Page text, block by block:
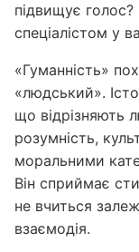
підвищує
спеціалістом у
«Гуманність»
«людський».
що відрізняють
розумність,
моральними
Він сприймає
не вчиться
взаємодія.